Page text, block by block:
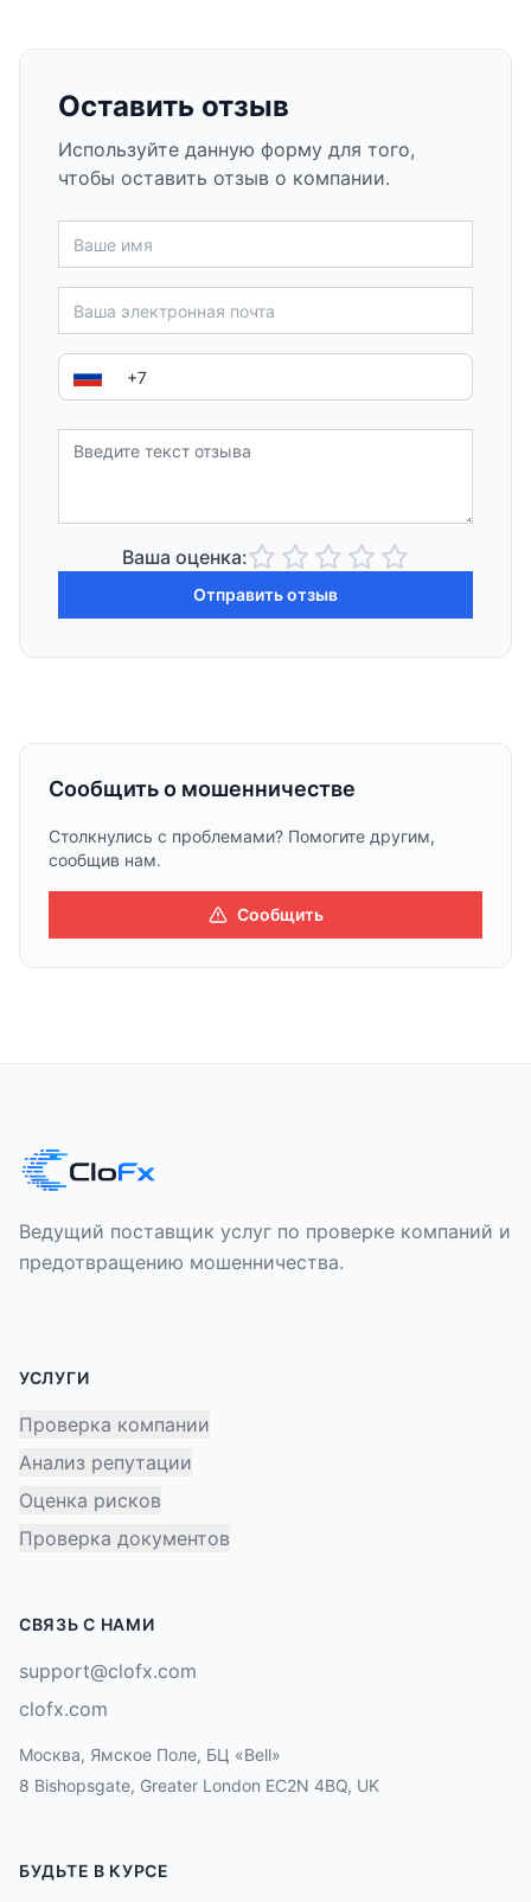
Оставить отзыв
Используйте данную форму для того,
чтобы оставить отзыв о компании.
Ваша оценка:
Отправить отзыв
Сообщить о мошенничестве
Столкнулись с проблемами? Помогите другим,
сообщив нам.
Сообщить
Ведущий поставщик услуг по проверке компаний и
предотвращению мошенничества.
УСЛУГИ
Проверка компании
Анализ репутации
Оценка рисков
Проверка документов
СВЯЗЬ С НАМИ
support@clofx.com
clofx.com
Москва, Ямское Поле, БЦ «Bell»
8 Bishopsgate, Greater London EC2N 4BQ, UK
БУДЬТЕ В КУРСЕ